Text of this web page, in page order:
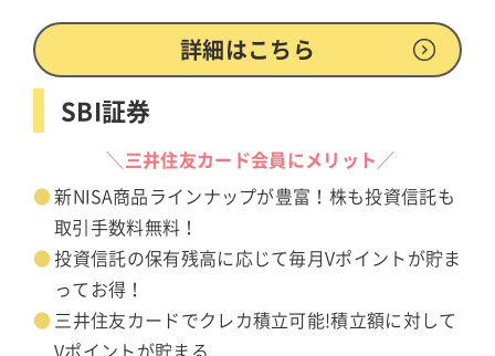
詳細はこちら
SBI証券
＼三井住友カード会員にメリット／
新NISA商品ラインナップが豊富！株も投資信託も
取引手数料無料！
投資信託の保有残高に応じて毎月Vポイントが貯ま
ってお得！
三井住友カードでクレカ積立可能!積立額に対して
Vポイントが貯まる